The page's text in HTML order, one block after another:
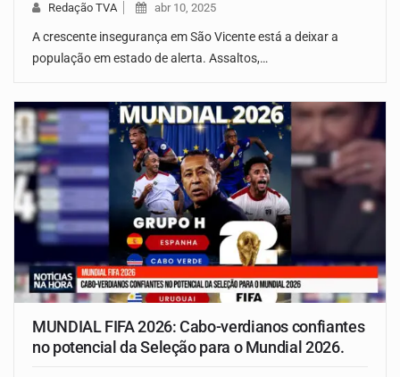
Redação TVA abr 10, 2025
A crescente insegurança em São Vicente está a deixar a
população em estado de alerta. Assaltos,…
MUNDIAL FIFA 2026: Cabo-verdianos confiantes
no potencial da Seleção para o Mundial 2026.